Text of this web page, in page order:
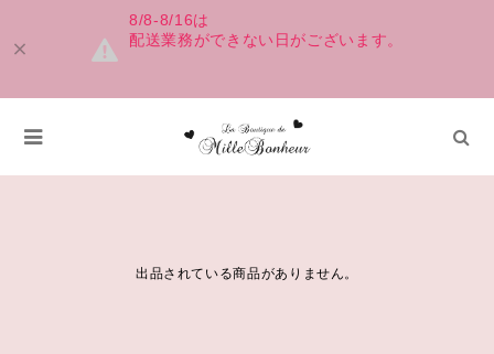
8/8-8/16は
配送業務ができない日がございます。
SNEAKER
出品されている商品がありません。